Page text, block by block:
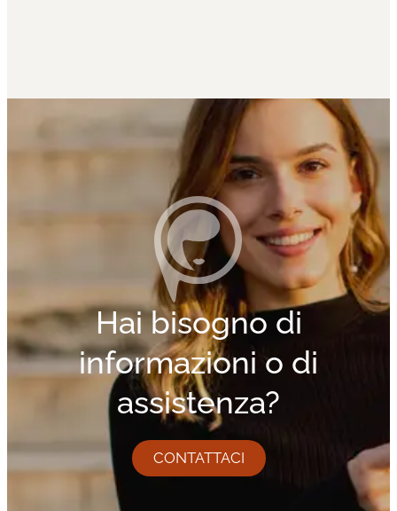
Hai bisogno di
informazioni o di
assistenza?
CONTATTACI